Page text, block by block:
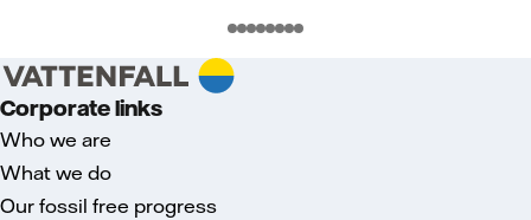
Corporate links
Who we are
What we do
Our fossil free progress